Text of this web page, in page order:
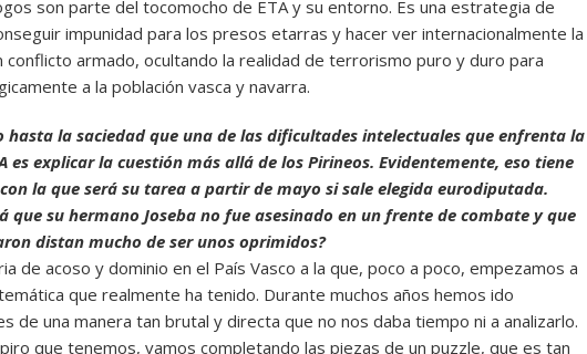
son parte del tocomocho de ETA y su entorno. Es una estrategia de
impunidad para los presos etarras y hacer ver internacionalmente la
conflicto armado, ocultando la realidad de terrorismo puro y duro para
a la población vasca y navarra.
hasta la saciedad que una de las dificultades intelectuales que enfrenta la
es explicar la cuestión más allá de los Pirineos. Evidentemente, eso tiene
la que será su tarea a partir de mayo si sale elegida eurodiputada.
que su hermano Joseba no fue asesinado en un frente de combate y que
distan mucho de ser unos oprimidos?
de acoso y dominio en el País Vasco a la que, poco a poco, empezamos a
que realmente ha tenido. Durante muchos años hemos ido
de una manera tan brutal y directa que no nos daba tiempo ni a analizarlo.
que tenemos, vamos completando las piezas de un puzzle, que es tan